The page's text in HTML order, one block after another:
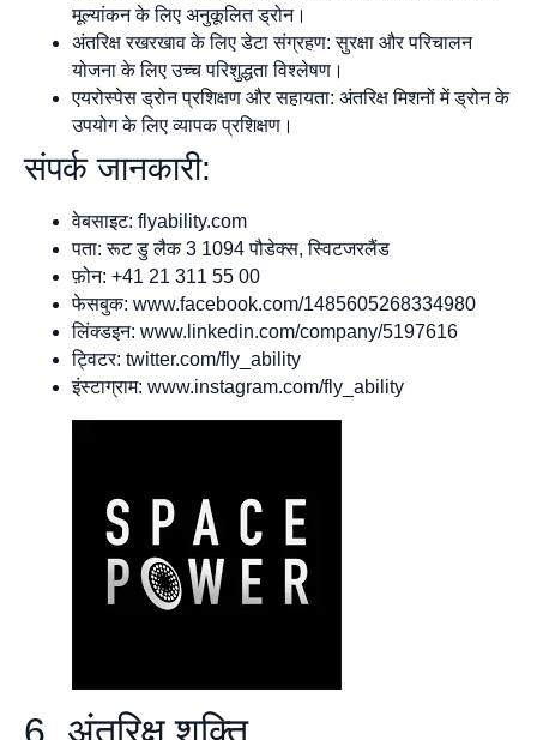
मूल्यांकन के लिए अनुकूलित ड्रोन।
अंतरिक्ष रखरखाव के लिए डेटा संग्रहण: सुरक्षा और परिचालन
योजना के लिए उच्च परिशुद्धता विश्लेषण।
एयरोस्पेस ड्रोन प्रशिक्षण और सहायता: अंतरिक्ष मिशनों में ड्रोन के
उपयोग के लिए व्यापक प्रशिक्षण।
संपर्क जानकारी:
वेबसाइट: flyability.com
पता: रूट डु लैक 3 1094 पौडेक्स, स्विटजरलैंड
फ़ोन: +41 21 311 55 00
फेसबुक: www.facebook.com/1485605268334980
लिंक्डइन: www.linkedin.com/company/5197616
ट्विटर: twitter.com/fly_ability
इंस्टाग्राम: www.instagram.com/fly_ability